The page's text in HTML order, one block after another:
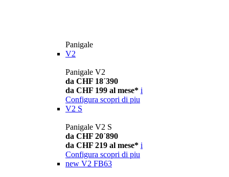
Panigale
V2
Panigale V2
da CHF 18´390
da CHF 199 al mese* i
Configura scopri di piu
V2 S
Panigale V2 S
da CHF 20´890
da CHF 219 al mese* i
Configura scopri di piu
new V2 FB63